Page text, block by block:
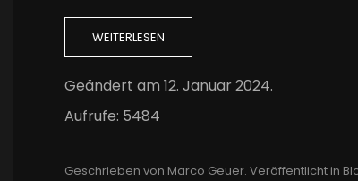
WEITERLESEN
Geändert am 12. Januar 2024.
Aufrufe: 5484
Geschrieben von Marco Geuer. Veröffentlicht in